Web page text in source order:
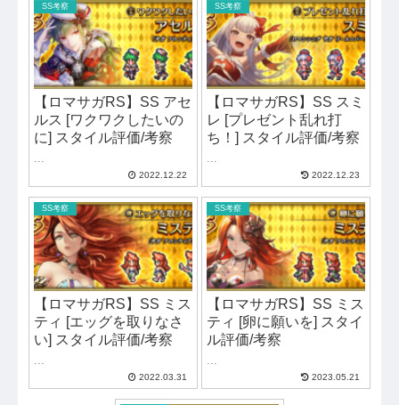
SS考察
【ロマサガRS】SS アセ
ルス [ワクワクしたいの
に] スタイル評価/考察
...
2022.12.22
SS考察
【ロマサガRS】SS スミ
レ [プレゼント乱れ打
ち！] スタイル評価/考察
...
2022.12.23
SS考察
【ロマサガRS】SS ミス
ティ [エッグを取りなさ
い] スタイル評価/考察
...
2022.03.31
SS考察
【ロマサガRS】SS ミス
ティ [卵に願いを] スタイ
ル評価/考察
...
2023.05.21